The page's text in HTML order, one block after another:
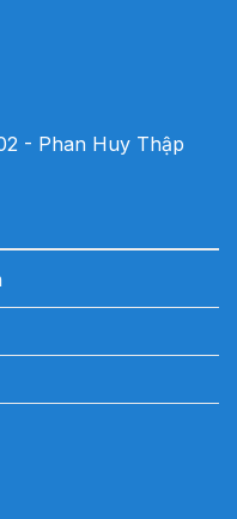
- Phan Huy Thập